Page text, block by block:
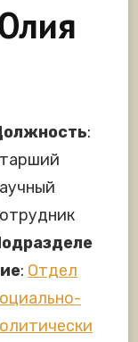
:
: Отдел